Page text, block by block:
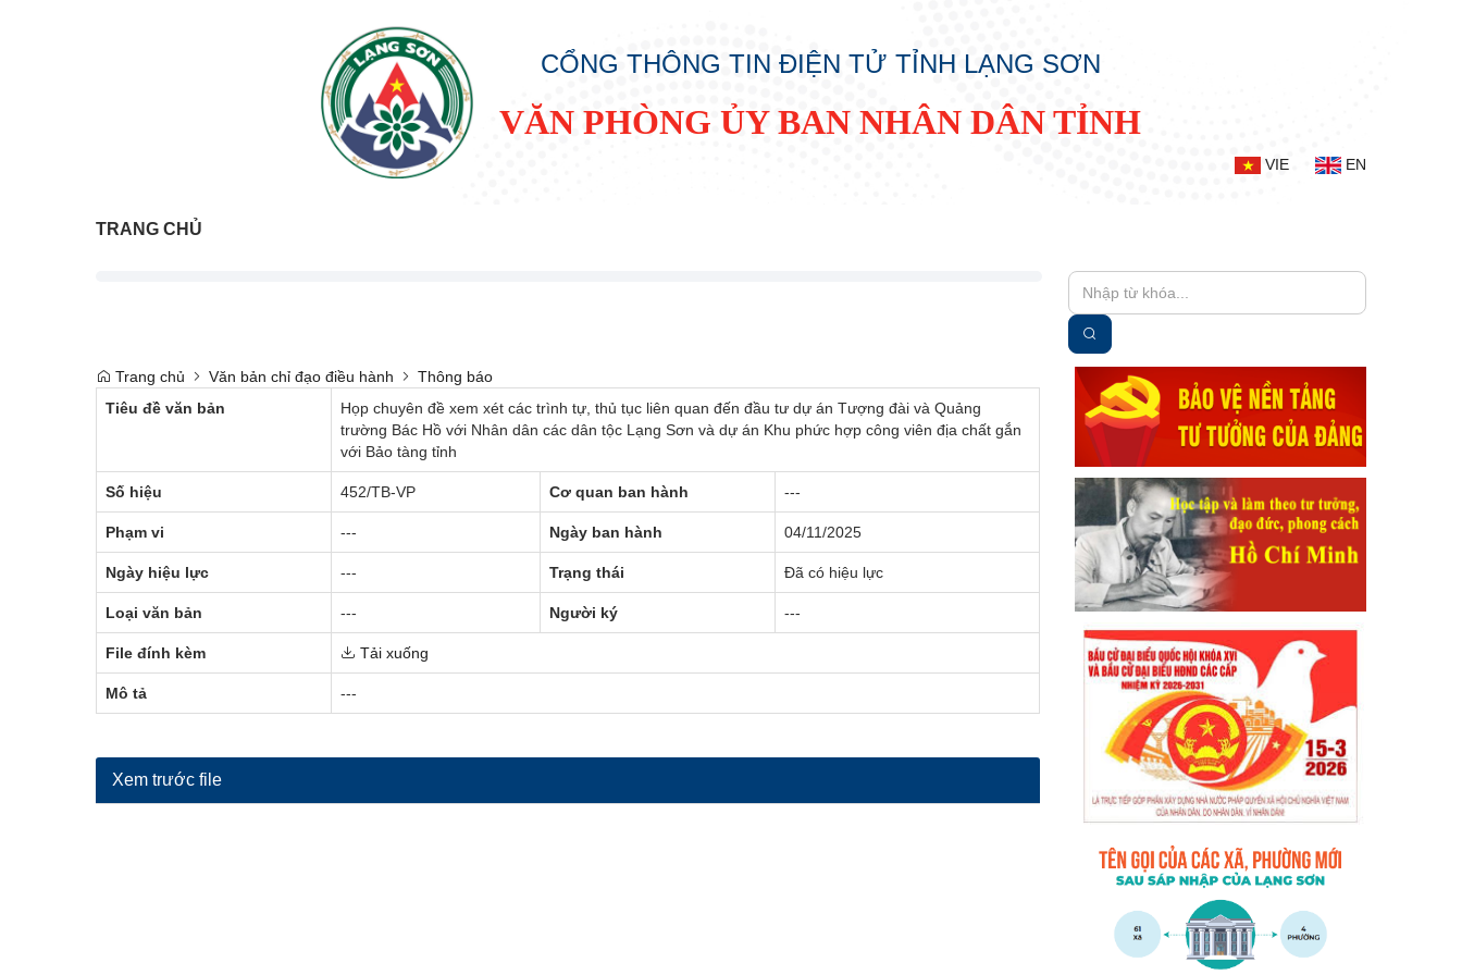
CỔNG THÔNG TIN ĐIỆN TỬ TỈNH LẠNG SƠN
VĂN PHÒNG ỦY BAN NHÂN DÂN TỈNH
VIE EN
TRANG CHỦ
Trang chủ Văn bản chỉ đạo điều hành
Thông báo
Tiêu đề văn bản
Họp chuyên đề xem xét các trình tự, thủ tục liên quan đến đầu tư dự án Tượng đài và Quảng
trường Bác Hồ với Nhân dân các dân tộc Lạng Sơn và dự án Khu phức hợp công viên địa chất gắn
với Bảo tàng tỉnh
Số hiệu 452/TB-VP Cơ quan ban hành ---
Phạm vi --- Ngày ban hành 04/11/2025
Ngày hiệu lực --- Trạng thái Đã có hiệu lực
Loại văn bản --- Người ký ---
File đính kèm Tải xuống
Mô tả ---
Xem trước file